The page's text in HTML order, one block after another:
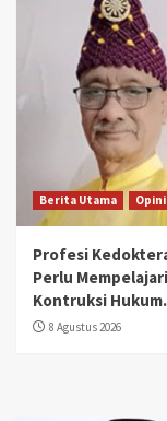
Berita Utama Opini
Profesi
Perlu Mempelajari
Kontruksi Hukum.
8 Agustus 2026